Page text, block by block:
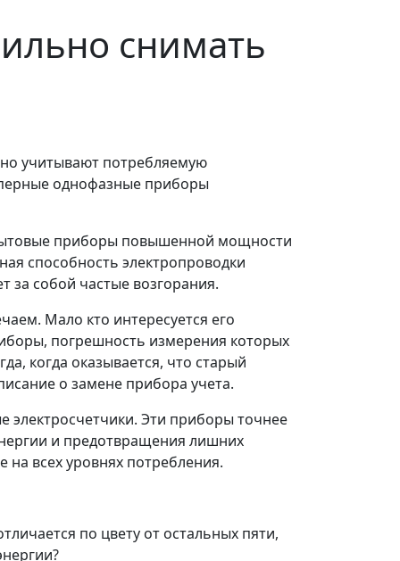
снимать
учитывают потребляемую
однофазные приборы
приборы повышенной мощности
способность электропроводки
за собой частые возгорания.
Мало кто интересуется его
погрешность измерения которых
когда оказывается, что старый
о замене прибора учета.
электросчетчики. Эти приборы точнее
и предотвращения лишних
на всех уровнях потребления.
по цвету от остальных пяти,